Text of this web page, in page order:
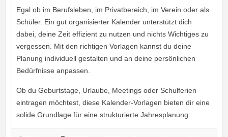
Egal ob im Berufsleben, im Privatbereich, im Verein oder als
Schüler. Ein gut organisierter Kalender unterstützt dich
dabei, deine Zeit effizient zu nutzen und nichts Wichtiges zu
vergessen. Mit den richtigen Vorlagen kannst du deine
Planung individuell gestalten und an deine persönlichen
Bedürfnisse anpassen.
Ob du Geburtstage, Urlaube, Meetings oder Schulferien
eintragen möchtest, diese Kalender-Vorlagen bieten dir eine
solide Grundlage für eine strukturierte Jahresplanung.